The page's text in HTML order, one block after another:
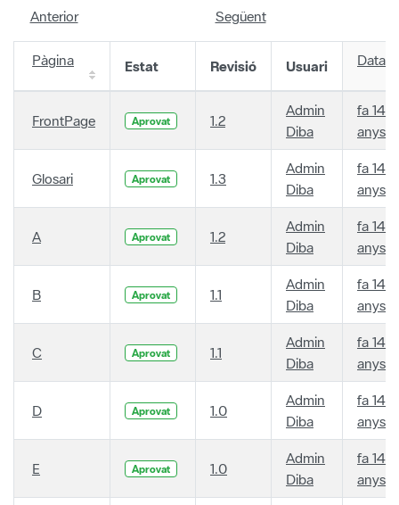
Anterior Següent
Pàgina Estat Revisió Usuari Data
FrontPage Aprovat 1.2
Admin
Diba
fa 14
anys
Glosari Aprovat 1.3
Admin
Diba
fa 14
anys
A Aprovat 1.2
Admin
Diba
fa 14
anys
B Aprovat 1.1
Admin
Diba
fa 14
anys
C Aprovat 1.1
Admin
Diba
fa 14
anys
D Aprovat 1.0
Admin
Diba
fa 14
anys
E Aprovat 1.0
Admin
Diba
fa 14
anys